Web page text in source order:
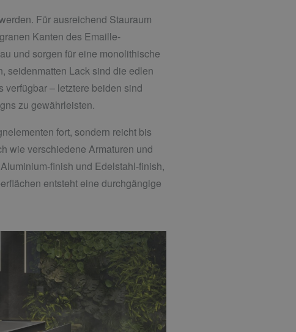
Für ausreichend Stauraum
Kanten des Emaille-
und sorgen für eine monolithische
seidenmatten Lack sind die edlen
– letztere beiden sind
zu gewährleisten.
fort, sondern reicht bis
wie verschiedene Armaturen und
finish und Edelstahl-finish,
entsteht eine durchgängige